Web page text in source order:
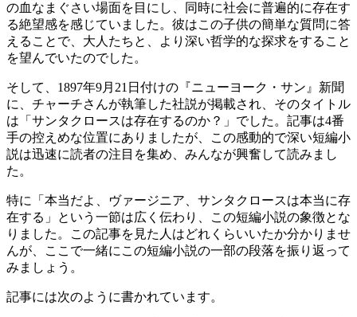
の血なまぐさい場面を目にし、同時に社会に普遍的に存在す
る絶望感を感じていました。彼はこの子供の簡単な質問に答
えることで、大人たちと、より深い哲学的な探求をすること
を望んでいたのでした。
そして、1897年9月21日付けの『ニューヨーク・サン』新聞
に、チャーチさんが執筆した社説が掲載され、そのタイトル
は「サンタクロースは存在するのか？」でした。記事は4番
手の控えめな位置にありましたが、この感動的で深い短編小
説は迅速に読者の注目を集め、みんなが興奮して読みまし
た。
特に「本当だよ、ヴァージニア、サンタクロースは本当に存
在する」という一節は広く伝わり、この短編小説の象徴とな
りました。この記事を見た人はどれくらいいたか分かりませ
んが、ここで一緒にこの短編小説の一部の段落を振り返って
みましょう。
記事には次のように書かれています。